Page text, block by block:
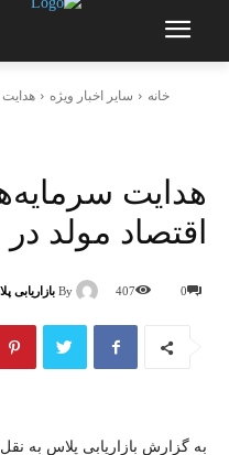
خانه سایر اخبار ویژه
هدایت
هدایت
اقتصاد مولد
By بازاریابی 0
407
به گزارش بازاریابی پلاس به نقل